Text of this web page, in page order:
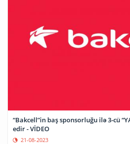
“Bakcell”in baş sponsorluğu ilə 3-cü
edir - VİDEO
21-08-2023